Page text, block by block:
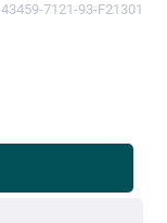
7121-93-F21301